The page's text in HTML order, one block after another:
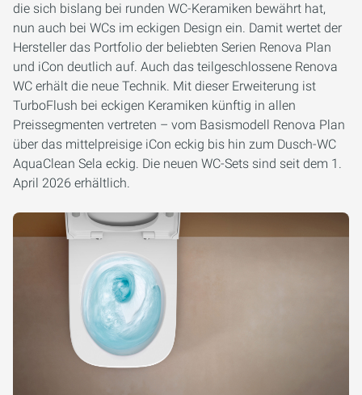
die sich bislang bei runden WC-Keramiken bewährt hat,
nun auch bei WCs im eckigen Design ein. Damit wertet der
Hersteller das Portfolio der beliebten Serien Renova Plan
und iCon deutlich auf. Auch das teilgeschlossene Renova
WC erhält die neue Technik. Mit dieser Erweiterung ist
TurboFlush bei eckigen Keramiken künftig in allen
Preissegmenten vertreten – vom Basismodell Renova Plan
über das mittelpreisige iCon eckig bis hin zum Dusch-WC
AquaClean Sela eckig. Die neuen WC-Sets sind seit dem 1.
April 2026 erhältlich.